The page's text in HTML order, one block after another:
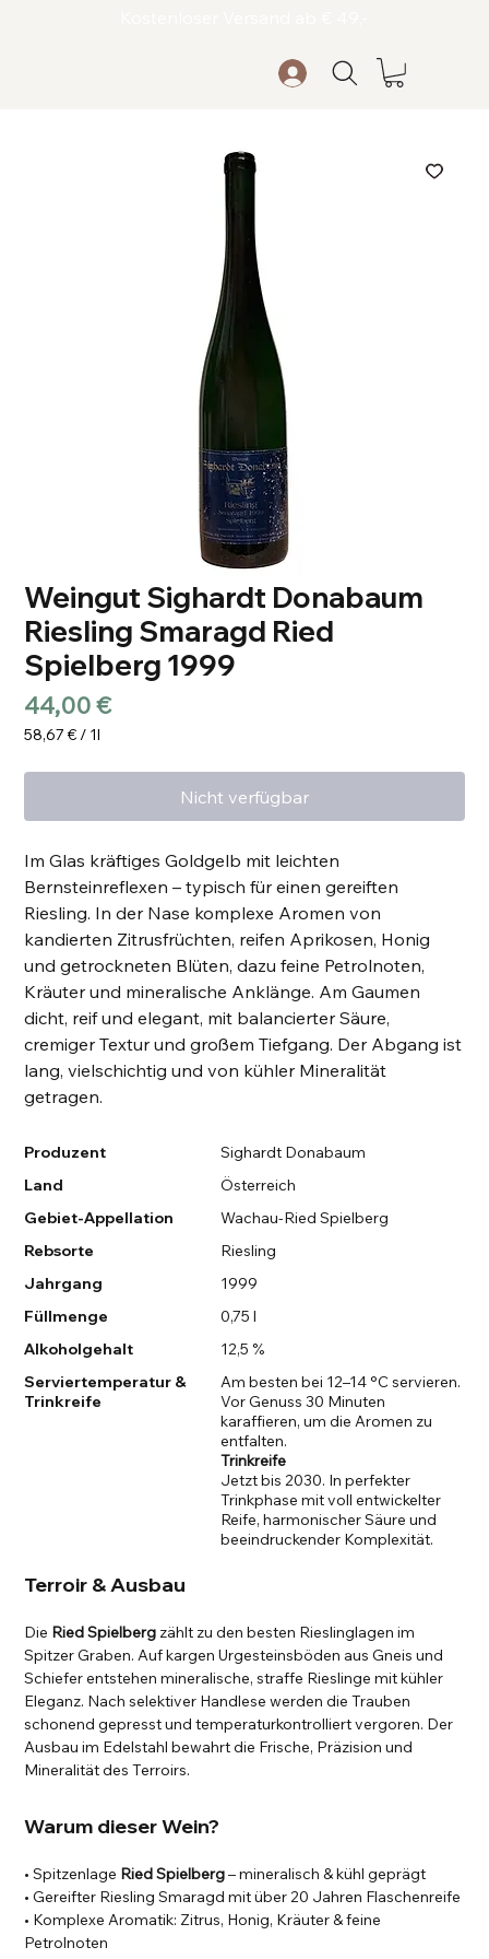
Weingut Sighardt Donabaum
Riesling Smaragd Ried
Spielberg 1999
44,00 €Preis
58,67 € / 1l
pro
Liter
Nicht verfügbar
Im Glas kräftiges Goldgelb mit leichten
Bernsteinreflexen – typisch für einen gereiften
Riesling. In der Nase komplexe Aromen von
kandierten Zitrusfrüchten, reifen Aprikosen, Honig
und getrockneten Blüten, dazu feine Petrolnoten,
Kräuter und mineralische Anklänge. Am Gaumen
dicht, reif und elegant, mit balancierter Säure,
cremiger Textur und großem Tiefgang. Der Abgang ist
lang, vielschichtig und von kühler Mineralität
getragen.
Produzent
Sighardt Donabaum
Land
Österreich
Gebiet-Appellation
Wachau-Ried Spielberg
Rebsorte
Riesling
Jahrgang
1999
Füllmenge
0,75 l
Alkoholgehalt
12,5 %
Serviertemperatur &
Trinkreife
Am besten bei 12–14 °C servieren.
Vor Genuss 30 Minuten
karaffieren, um die Aromen zu
entfalten.
Trinkreife
Jetzt bis 2030. In perfekter
Trinkphase mit voll entwickelter
Reife, harmonischer Säure und
beeindruckender Komplexität.
Terroir & Ausbau
Die Ried Spielberg zählt zu den besten Rieslinglagen im
Spitzer Graben. Auf kargen Urgesteinsböden aus Gneis und
Schiefer entstehen mineralische, straffe Rieslinge mit kühler
Eleganz. Nach selektiver Handlese werden die Trauben
schonend gepresst und temperaturkontrolliert vergoren. Der
Ausbau im Edelstahl bewahrt die Frische, Präzision und
Mineralität des Terroirs.
Warum dieser Wein?
• Spitzenlage Ried Spielberg– mineralisch & kühl geprägt
• Gereifter Riesling Smaragd mit über 20 Jahren Flaschenreife
• Komplexe Aromatik: Zitrus, Honig, Kräuter & feine
Petrolnoten